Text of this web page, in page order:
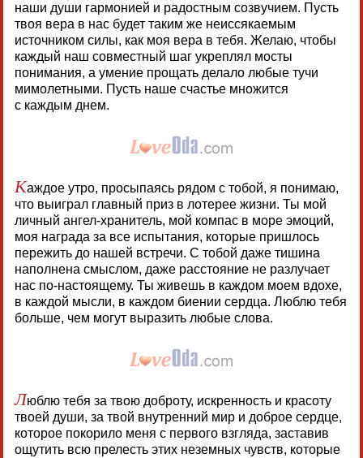
наши души гармонией и радостным созвучием. Пусть
твоя вера в нас будет таким же неиссякаемым
источником силы, как моя вера в тебя. Желаю, чтобы
каждый наш совместный шаг укреплял мосты
понимания, а умение прощать делало любые тучи
мимолетными. Пусть наше счастье множится
с каждым днем.
Каждое утро, просыпаясь рядом с тобой, я понимаю,
что выиграл главный приз в лотерее жизни. Ты мой
личный ангел-хранитель, мой компас в море эмоций,
моя награда за все испытания, которые пришлось
пережить до нашей встречи. С тобой даже тишина
наполнена смыслом, даже расстояние не разлучает
нас по-настоящему. Ты живешь в каждом моем вдохе,
в каждой мысли, в каждом биении сердца. Люблю тебя
больше, чем могут выразить любые слова.
Люблю тебя за твою доброту, искренность и красоту
твоей души, за твой внутренний мир и доброе сердце,
которое покорило меня с первого взгляда, заставив
ощутить всю прелесть этих неземных чувств, которые